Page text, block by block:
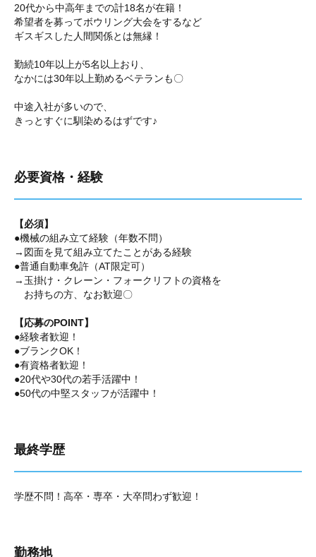
20代から中高年までの計18名が在籍！
希望者を募ってボウリング大会をするなど
ギスギスした人間関係とは無縁！
勤続10年以上が5名以上おり、
なかには30年以上勤めるベテランも〇
中途入社が多いので、
きっとすぐに馴染めるはずです♪
必要資格・経験
【必須】
●機械の組み立て経験（年数不問）
→図面を見て組み立てたことがある経験
●普通自動車免許（AT限定可）
→玉掛け・クレーン・フォークリフトの資格を
お持ちの方、なお歓迎〇
【応募のPOINT】
●経験者歓迎！
●ブランクOK！
●有資格者歓迎！
●20代や30代の若手活躍中！
●50代の中堅スタッフが活躍中！
最終学歴
学歴不問！高卒・専卒・大卒問わず歓迎！
勤務地